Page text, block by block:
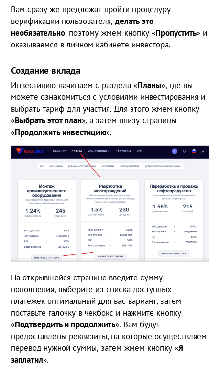
Вам сразу же предложат пройти процедуру
верификации пользователя,делать это
необязательно, поэтому жмем кнопку «Пропустить» и
оказываемся в личном кабинете инвестора.
Создание вклада
Инвестицию начинаем с раздела «Планы», где вы
можете ознакомиться с условиями инвестирования и
выбрать тариф для участия. Для этого жмем кнопку
«Выбрать этот план», а затем внизу страницы
«Продолжить инвестицию».
На открывшейся странице введите сумму
пополнения, выберите из списка доступных
платежек оптимальный для вас вариант, затем
поставьте галочку в чекбокс и нажмите кнопку
«Подтвердить и продолжить». Вам будут
предоставлены реквизиты, на которые осуществляем
перевод нужной суммы, затем жмем кнопку «Я
заплатил».